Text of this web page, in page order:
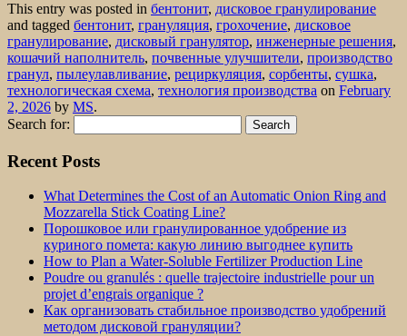
This entry was posted in бентонит, дисковое гранулирование
and tagged бентонит, грануляция, грохочение, дисковое
гранулирование, дисковый гранулятор, инженерные решения,
кошачий наполнитель, почвенные улучшители, производство
гранул, пылеулавливание, рециркуляция, сорбенты, сушка,
технологическая схема, технология производства on February
2, 2026 by MS.
Search for:
Recent Posts
What Determines the Cost of an Automatic Onion Ring and
Mozzarella Stick Coating Line?
Порошковое или гранулированное удобрение из
куриного помета: какую линию выгоднее купить
How to Plan a Water-Soluble Fertilizer Production Line
Poudre ou granulés : quelle trajectoire industrielle pour un
projet d’engrais organique ?
Как организовать стабильное производство удобрений
методом дисковой грануляции?